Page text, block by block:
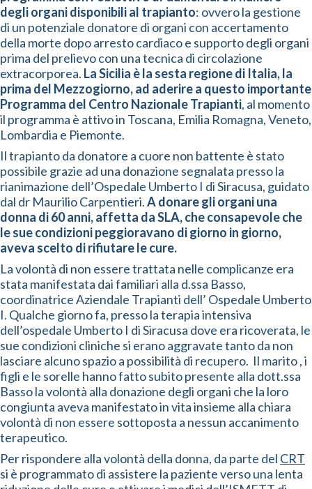
degli organi disponibili al trapianto: ovvero la gestione
di un potenziale donatore di organi con accertamento
della morte dopo arresto cardiaco e supporto degli organi
prima del prelievo con una tecnica di circolazione
extracorporea. La Sicilia è la sesta regione di Italia, la
prima del Mezzogiorno, ad aderire a questo importante
Programma del Centro Nazionale Trapianti, al momento
il programma è attivo in Toscana, Emilia Romagna, Veneto,
Lombardia e Piemonte.
Il trapianto da donatore a cuore non battente è stato
possibile grazie ad una donazione segnalata presso la
rianimazione dell’Ospedale Umberto I di Siracusa, guidato
dal dr Maurilio Carpentieri.A donare gli organi una
donna di60 anni, affetta da SLA, che consapevole che
le sue condizioni peggioravano di giorno in giorno,
aveva scelto di rifiutare le cure.
La volontà di non essere trattata nelle complicanze era
stata manifestata dai familiari alla d.ssa Basso,
coordinatrice Aziendale Trapianti dell’ Ospedale Umberto
I. Qualche giorno fa, presso la terapia intensiva
dell’ospedale Umberto I di Siracusa dove era ricoverata, le
sue condizioni cliniche si erano aggravate tanto da non
lasciare alcuno spazio a possibilità di recupero. Il marito , i
figli e le sorelle hanno fatto subito presente alla dott.ssa
Basso la volontà alla donazione degli organi che la loro
congiunta aveva manifestato in vita insieme alla chiara
volontà di non essere sottoposta a nessun accanimento
terapeutico.
Per rispondere alla volontà della donna, da parte del CRT
si è programmato di assistere la paziente verso una lenta